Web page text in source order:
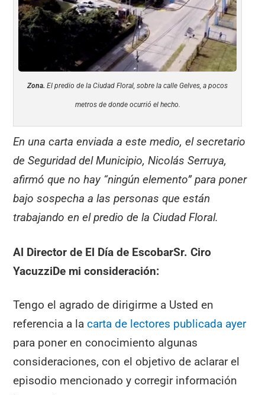
Zona. El predio de la Ciudad Floral, sobre la calle Gelves, a pocos
metros de donde ocurrió el hecho.
En una carta enviada a este medio, el secretario
de Seguridad del Municipio, Nicolás Serruya,
afirmó que no hay “ningún elemento” para poner
bajo sospecha a las personas que están
trabajando en el predio de la Ciudad Floral.
Al Director de El Día de EscobarSr. Ciro
YacuzziDe mi consideración:
Tengo el agrado de dirigirme a Usted en
referencia a lacarta de lectores publicada ayer
para poner en conocimiento algunas
consideraciones, con el objetivo de aclarar el
episodio mencionado y corregir información